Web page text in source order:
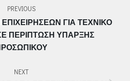
PREVIOUS
Previous
post:
ΓΙΑ ΤΕΧΝΙΚΌ
ΠΕΡΊΠΤΩΣΗ ΎΠΑΡΞΗΣ
NEXT